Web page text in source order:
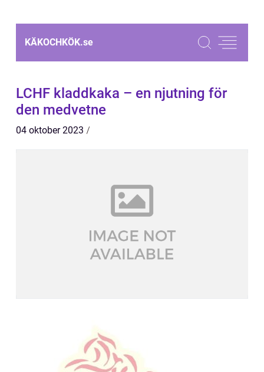
KÄKOCHKÖK.se
LCHF kladdkaka – en njutning för
den medvetne
04 oktober 2023